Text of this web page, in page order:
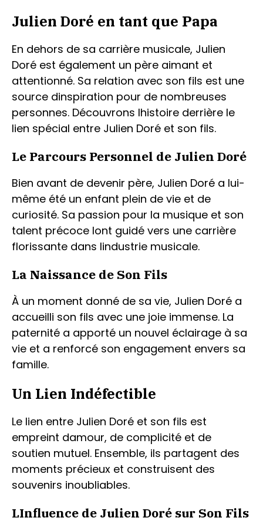
Julien Doré en tant que Papa
En dehors de sa carrière musicale, Julien
Doré est également un père aimant et
attentionné. Sa relation avec son fils est une
source dinspiration pour de nombreuses
personnes. Découvrons lhistoire derrière le
lien spécial entre Julien Doré et son fils.
Le Parcours Personnel de Julien Doré
Bien avant de devenir père, Julien Doré a lui-
même été un enfant plein de vie et de
curiosité. Sa passion pour la musique et son
talent précoce lont guidé vers une carrière
florissante dans lindustrie musicale.
La Naissance de Son Fils
À un moment donné de sa vie, Julien Doré a
accueilli son fils avec une joie immense. La
paternité a apporté un nouvel éclairage à sa
vie et a renforcé son engagement envers sa
famille.
Un Lien Indéfectible
Le lien entre Julien Doré et son fils est
empreint damour, de complicité et de
soutien mutuel. Ensemble, ils partagent des
moments précieux et construisent des
souvenirs inoubliables.
LInfluence de Julien Doré sur Son Fils